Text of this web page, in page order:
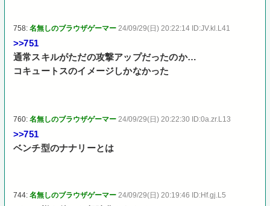
758:名無しのブラウザゲーマー 24/09/29(日) 20:22:14 ID:JV.kl.L41
>>751
通常スキルがただの攻撃アップだったのか…
コキュートスのイメージしかなかった
760:名無しのブラウザゲーマー 24/09/29(日) 20:22:30 ID:0a.zr.L13
>>751
ベンチ型のナナリーとは
744:名無しのブラウザゲーマー 24/09/29(日) 20:19:46 ID:Hf.gj.L5